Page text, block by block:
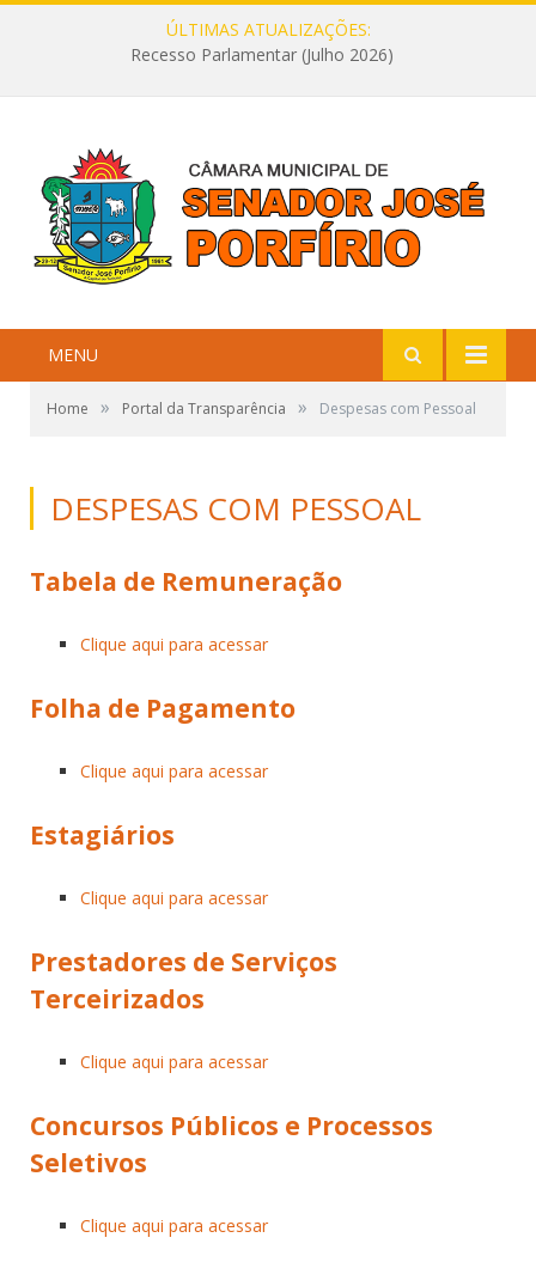
ÚLTIMAS ATUALIZAÇÕES:
Recesso Parlamentar (Julho 2026)
MENU
Home » Portal da Transparência » Despesas com Pessoal
DESPESAS COM PESSOAL
Tabela de Remuneração
Clique aqui para acessar
Folha de Pagamento
Clique aqui para acessar
Estagiários
Clique aqui para acessar
Prestadores de Serviços
Terceirizados
Clique aqui para acessar
Concursos Públicos e Processos
Seletivos
Clique aqui para acessar